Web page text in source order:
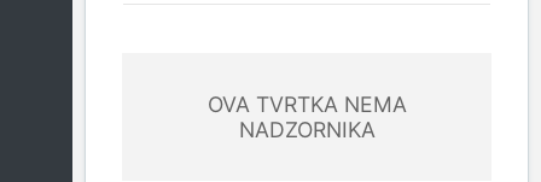
OVA TVRTKA NEMA
NADZORNIKA